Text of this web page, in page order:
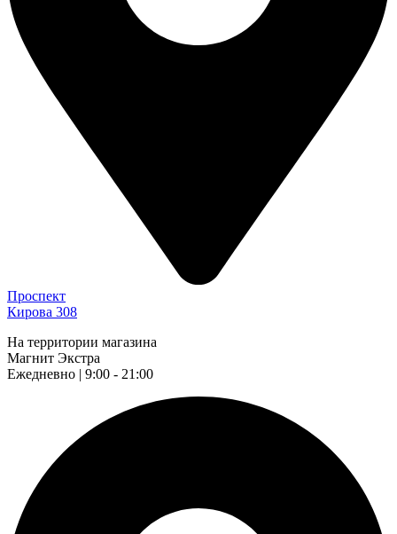
Проспект
Кирова 308
На территории магазина
Магнит Экстра
Ежедневно | 9:00 - 21:00